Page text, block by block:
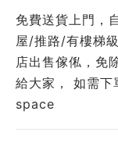
免費送貨上門，
屋/推路/有樓梯
店出售傢俬，免
給大家， 如需
space